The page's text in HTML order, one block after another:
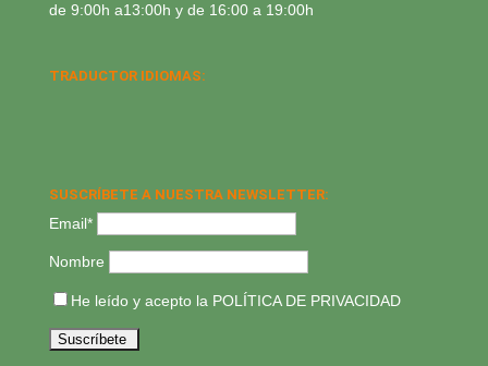
de 9:00h a13:00h y de 16:00 a 19:00h
TRADUCTOR IDIOMAS:
SUSCRÍBETE A NUESTRA NEWSLETTER:
Email*
Nombre
He leído y acepto la POLÍTICA DE PRIVACIDAD